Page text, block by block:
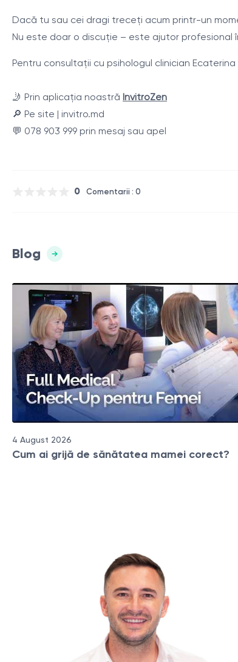
Dacă tu sau cei dragi treceți acum printr-un
Nu este doar o discuție – este ajutor profesional
Pentru consultații cu psihologul clinician
🤳 Prin aplicația noastră InvitroZen
🔎 Pe site | invitro.md
💬 078 903 999 prin mesaj sau apel
0 Comentarii : 0
Blog
4 August 2026
Cum ai grijă de sănătatea mamei corect?